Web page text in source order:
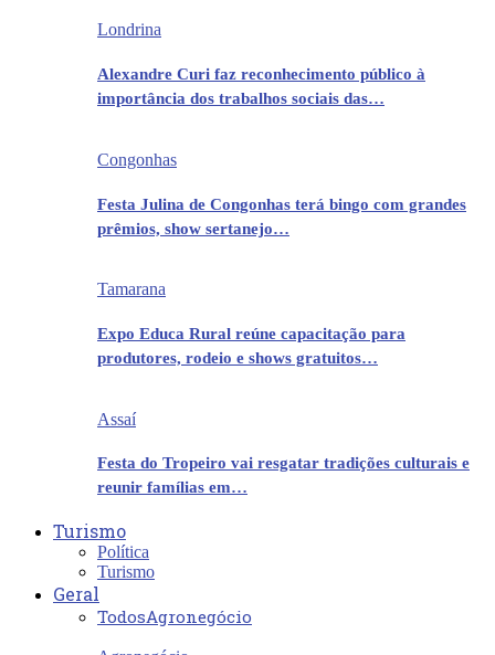
Londrina
Alexandre Curi faz reconhecimento público à
importância dos trabalhos sociais das…
Congonhas
Festa Julina de Congonhas terá bingo com grandes
prêmios, show sertanejo…
Tamarana
Expo Educa Rural reúne capacitação para
produtores, rodeio e shows gratuitos…
Assaí
Festa do Tropeiro vai resgatar tradições culturais e
reunir famílias em…
Turismo
Política
Turismo
Geral
TodosAgronegócio